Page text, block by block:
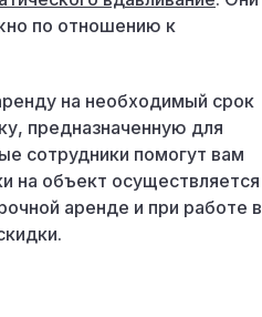
по отношению к
на необходимый срок
предназначенную для
сотрудники помогут вам
на объект осуществляется
аренде и при работе в